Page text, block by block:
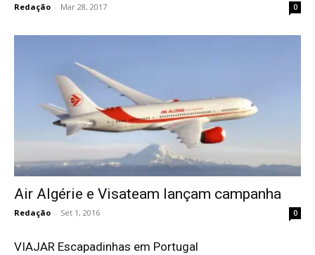
Redação - Mar 28, 2017 0
Air Algérie e Visateam lançam campanha
Redação - Set 1, 2016 0
VIAJAR Escapadinhas em Portugal